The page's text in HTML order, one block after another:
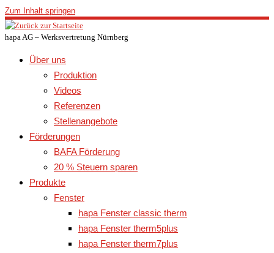
Zum Inhalt springen
hapa AG – Werksvertretung Nürnberg
Über uns
Produktion
Videos
Referenzen
Stellenangebote
Förderungen
BAFA Förderung
20 % Steuern sparen
Produkte
Fenster
hapa Fenster classic therm
hapa Fenster therm5plus
hapa Fenster therm7plus